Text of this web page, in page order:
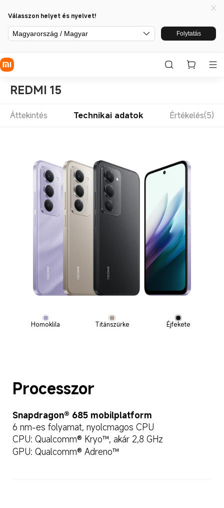
Válasszon helyet és nyelvet!
Magyarország / Magyar Folytatás
REDMI 15
Áttekintés Technikai adatok Értékelés(5)
Homoklila Titánszürke Éjfekete
Processzor
Snapdragon® 685 mobilplatform
6 nm-es folyamat, nyolcmagos CPU
CPU: Qualcomm® Kryo™, akár 2,8 GHz
GPU: Qualcomm® Adreno™